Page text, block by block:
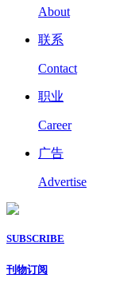
About
联系
Contact
职业
Career
广告
Advertise
SUBSCRIBE
刊物订阅